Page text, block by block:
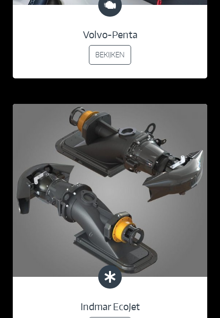
Volvo-Penta
BEKIJKEN
Indmar EcoJet